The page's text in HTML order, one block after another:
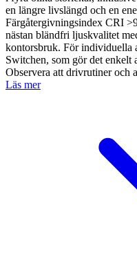
en längre livslängd och en
Färgåtergivningsindex CRI
nästan bländfri ljuskvalitet
kontorsbruk. För individuella
Switchen, som gör det
Observera att drivrutiner och
Läs mer